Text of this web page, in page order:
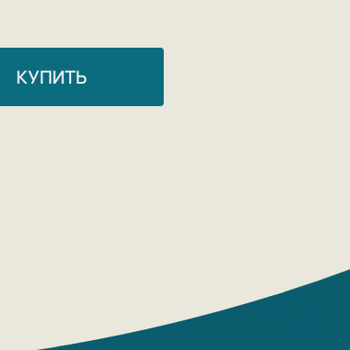
на семейное дело,
повернуться лицом к
правде о смерти
матери, алчному гневу
КУПИТЬ